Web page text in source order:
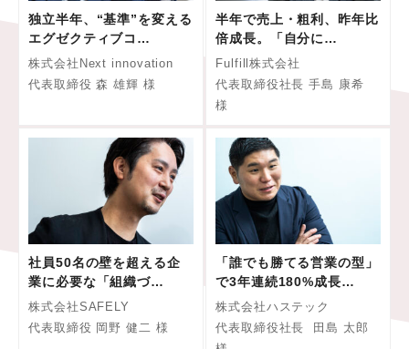
独立半年、“基準”を変える
エグゼクティブコ…
株式会社Next innovation
代表取締役 森 雄輝 様
半年で売上・粗利、昨年比
倍成長。「自分に…
Fulfill株式会社
代表取締役社長 手島 康希
様
社員50名の壁を超える企
業に必要な「組織づ…
株式会社SAFELY
代表取締役 岡野 健二 様
「誰でも勝てる営業の型」
で3年連続180%成長…
株式会社ハステック
代表取締役社長 田島 太郎